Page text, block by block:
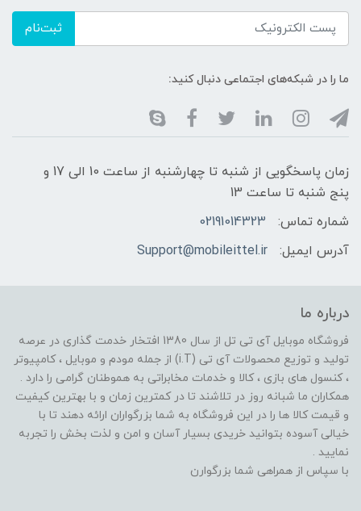
ثبت‌نام
ما را در شبکه‌های اجتماعی دنبال کنید:
زمان پاسخگویی از شنبه تا چهارشنبه از ساعت 10 الی 17 و
پنج شنبه تا ساعت 13
شماره تماس:
02191014323
آدرس ایمیل:
Support@mobileittel.ir
درباره ما
فروشگاه موبایل آی تی تل از سال 1380 افتخار خدمت گذاری در عرصه
تولید و توزیع محصولات آی تی (i.T) از جمله مودم و موبایل ، کامپیوتر
، کنسول های بازی ، کالا و خدمات مخابراتی به هموطنان گرامی را دارد .
همکاران ما شبانه روز در تلاشند تا در کمترین زمان و با بهترین کیفیت
و قیمت کالا ها را در این فروشگاه به شما بزرگواران ارائه دهند تا با
خیالی آسوده بتوانید خریدی بسیار آسان و امن و لذت بخش را تجربه
نمایید .
با سپاس از همراهی شما بزرگوارن